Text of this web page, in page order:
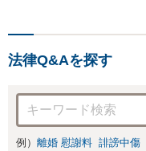
法律Q&Aを探す
例） 離婚 慰謝料 誹謗中傷